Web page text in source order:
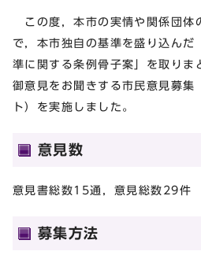
この度，本市の実情や関係団体
で，本市独自の基準を盛り込んだ
準に関する条例骨子案」を取りま
御意見をお聞きする市民意見募集
ト）を実施しました。
意見数
意見書総数15通，意見総数29件
募集方法